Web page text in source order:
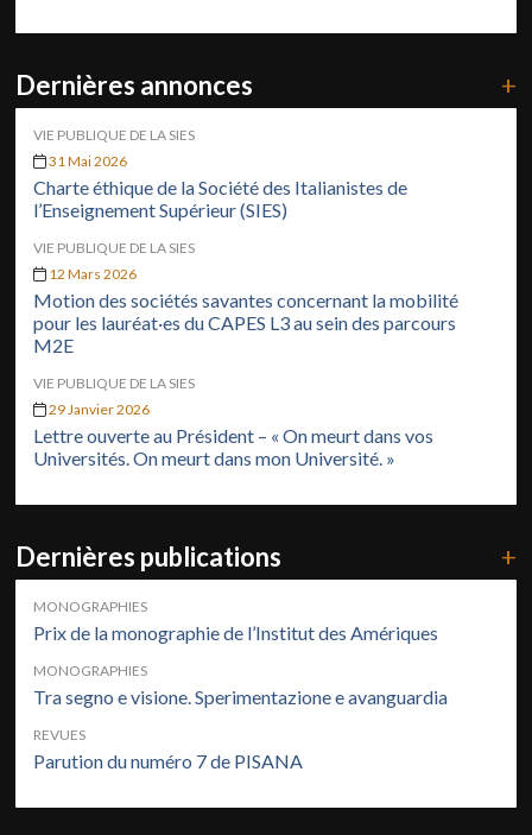
Dernières annonces +
VIE PUBLIQUE DE LA SIES
31 Mai 2026
Charte éthique de la Société des Italianistes de
l’Enseignement Supérieur (SIES)
VIE PUBLIQUE DE LA SIES
12 Mars 2026
Motion des sociétés savantes concernant la mobilité
pour les lauréat·es du CAPES L3 au sein des parcours
M2E
VIE PUBLIQUE DE LA SIES
29 Janvier 2026
Lettre ouverte au Président – « On meurt dans vos
Universités. On meurt dans mon Université. »
Dernières publications +
MONOGRAPHIES
Prix de la monographie de l’Institut des Amériques
MONOGRAPHIES
Tra segno e visione. Sperimentazione e avanguardia
REVUES
Parution du numéro 7 de PISANA